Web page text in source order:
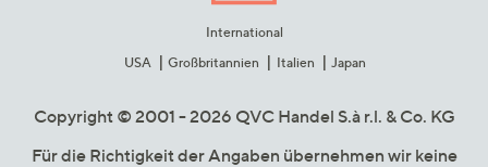
International
USA
Großbritannien Italien Japan
Copyright © 2001 - 2026 QVC Handel S.à r.l. & Co. KG
Für die Richtigkeit der Angaben übernehmen wir keine